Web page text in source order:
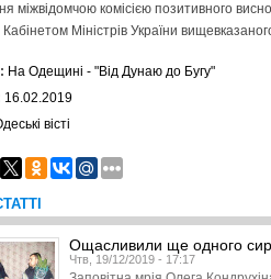
міжвідомчою комісією позитивного
Кабінетом Міністрів України
На Одещині - "Від Дунаю до Бугу"
16.02.2019
вісті
Ощасливили ще одного
Чтв, 19/12/2019 - 17:17